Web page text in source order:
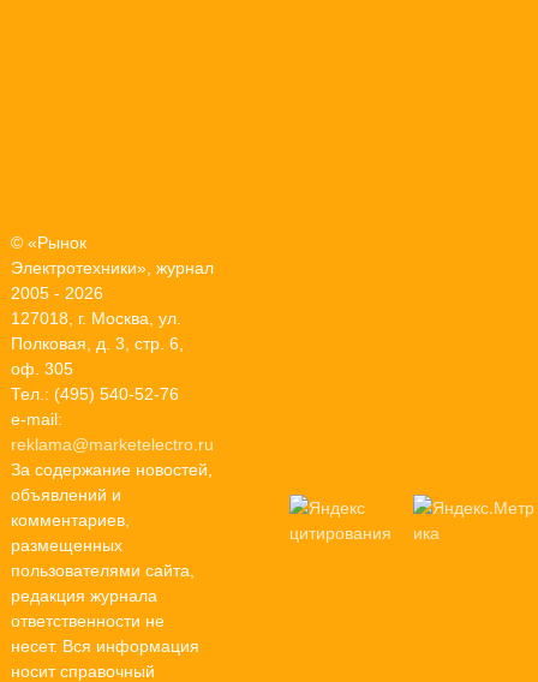
© «Рынок
Электротехники», журнал
2005 - 2026
127018, г. Москва, ул.
Полковая, д. 3, стр. 6,
оф. 305
Тел.: (495) 540-52-76
e-mail:
reklama@marketelectro.ru
За содержание новостей,
объявлений и
комментариев,
размещенных
пользователями сайта,
редакция журнала
ответственности не
несет. Вся информация
носит справочный